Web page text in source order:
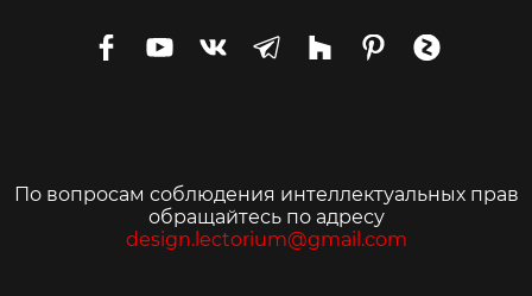
По вопросам соблюдения интеллектуальных прав
обращайтесь по адресу
design.lectorium@gmail.com